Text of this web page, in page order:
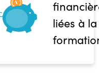
liées à la